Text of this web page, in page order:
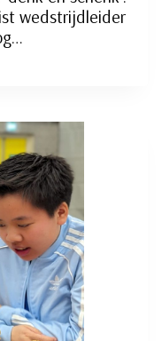
wedstrijdleider